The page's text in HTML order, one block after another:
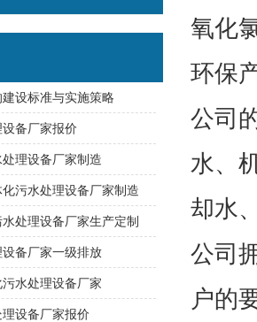
氧化
环保
公司
水、
却水
公司
户的
设标准与实施策略
备厂家报价
理设备厂家制造
污水处理设备厂家制造
处理设备厂家生产定制
备厂家一级排放
水处理设备厂家
设备厂家报价